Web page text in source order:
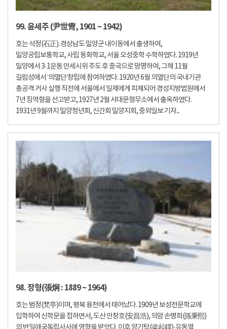
99. 윤세주 (尹世冑, 1901 ~ 1942)
호는 석정(石正). 경상남도 밀양군 내이동에서 출생하여,
밀양공립보통학교, 사립 동화학교, 서울 오성중학 수학하였다. 1919년
밀양에서 3·1운동 만세시위 주도 후 중국으로 망명하여, 그해 11월
길림성에서 ‘의열단’창립에 참여하였다. 1920년 6월 의열단의 국내기관
총공격 거사 실행 직전에 서울에서 일제에게 피체되어 경성지방법원에서
7년 징역형을 선고받고, 1927년 2월 서대문형무소에서 출옥하였다.
1931년 9월까지 밀양청년회, 신간회 밀양지회, 중외일보 기자...
98. 장형(張炯 : 1889 ~ 1964)
호는 범정(梵亭)이며, 평북 용천에서 태어났다. 1909년 보성전문학교에
입학하여 신학문을 접하면서, 도산 안창호(安昌浩), 의암 손병희(孫秉熙)
의 반일애국독립사사에 영향을 받았다. 이후 양기탁(梁起鐸)·유동열